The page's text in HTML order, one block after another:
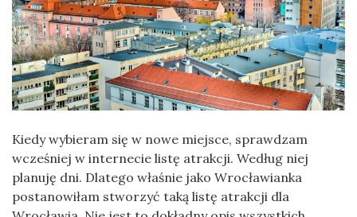
Kiedy wybieram się w nowe miejsce, sprawdzam
wcześniej w internecie listę atrakcji. Według niej
planuję dni. Dlatego właśnie jako Wrocławianka
postanowiłam stworzyć taką listę atrakcji dla